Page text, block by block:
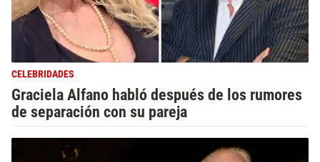
CELEBRIDADES
Graciela Alfano habló después de los rumores
de separación con su pareja